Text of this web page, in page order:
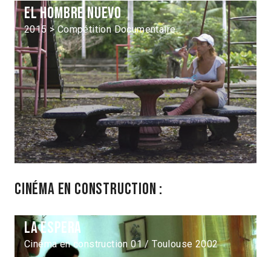
El Hombre nuevo
2015 > Compétition Documentaire
Cinéma en construction :
La espera
Cinéma en construction 01 / Toulouse 2002